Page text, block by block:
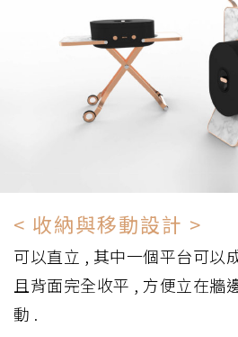
< 收納與移動設計 >
可以直立 , 其中一個平台可以
且背面完全收平 , 方便立在牆
動 .